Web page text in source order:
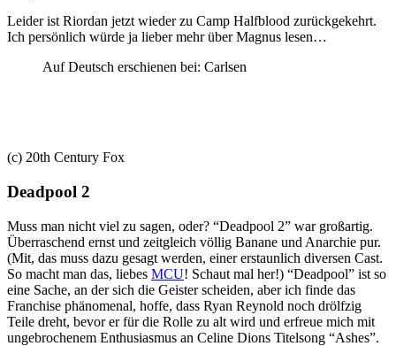
Leider ist Riordan jetzt wieder zu Camp Halfblood zurückgekehrt.
Ich persönlich würde ja lieber mehr über Magnus lesen…
Auf Deutsch erschienen bei: Carlsen
(c) 20th Century Fox
Deadpool 2
Muss man nicht viel zu sagen, oder? “Deadpool 2” war großartig.
Überraschend ernst und zeitgleich völlig Banane und Anarchie pur.
(Mit, das muss dazu gesagt werden, einer erstaunlich diversen Cast.
So macht man das, liebes MCU! Schaut mal her!) “Deadpool” ist so
eine Sache, an der sich die Geister scheiden, aber ich finde das
Franchise phänomenal, hoffe, dass Ryan Reynold noch drölfzig
Teile dreht, bevor er für die Rolle zu alt wird und erfreue mich mit
ungebrochenem Enthusiasmus an Celine Dions Titelsong “Ashes”.